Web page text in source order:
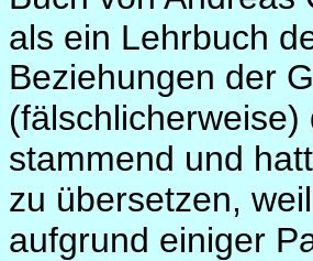
als ein Lehrbuch
Beziehungen der
stammend und
zu übersetzen, weil
aufgrund einiger